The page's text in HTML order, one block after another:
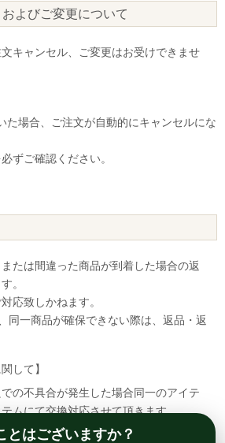
よびご変更について
キャンセル、ご変更はお受けできませ
た場合、ご注文が自動的にキャンセルにな
ずご確認ください。
たは間違った商品が到着した場合の返
。
応致しかねます。
同一商品が確保できない際は、返品・返
して】
の不具合が発生した場合同一のアイテ
ムにて交換対応させて頂きます。
にて返送して頂く必要が御座いますので
とはございますか？